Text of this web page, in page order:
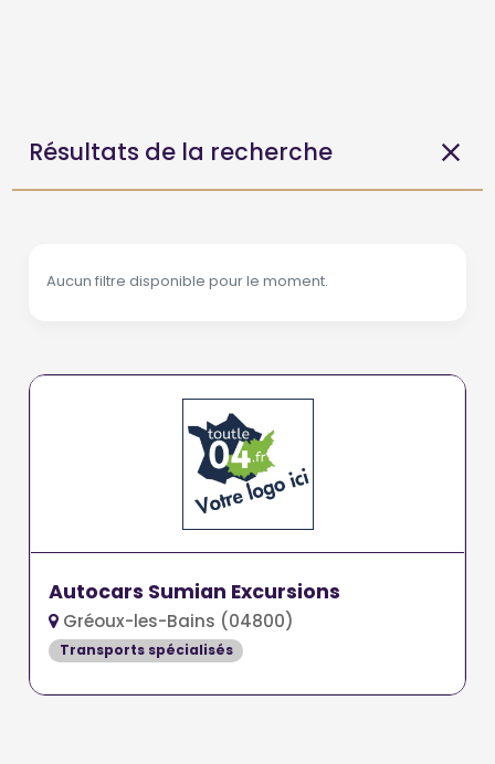
Résultats de la recherche
Aucun filtre disponible pour le moment.
Autocars Sumian Excursions
Gréoux-les-Bains (04800)
Transports spécialisés